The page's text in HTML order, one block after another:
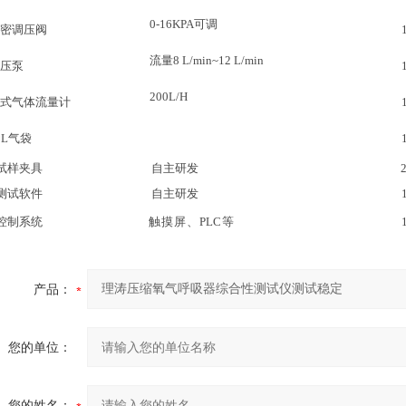
调压阀 0-16KPA可调 1
泵 流量8 L/min~12 L/min 1
体流量计 200L/H 1
袋 1
样夹具 自主研发 2
试软件 自主研发 1
制系统 触摸屏、 PLC等 1
产品：
您的单位：